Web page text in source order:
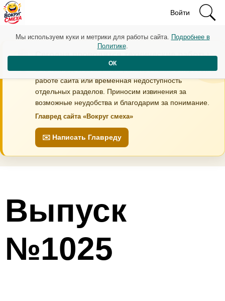
Войти
Сегодня проводятся технические работы
В течение дня возможны кратковременные перебои в
работе сайта или временная недоступность
отдельных разделов. Приносим извинения за
возможные неудобства и благодарим за понимание.
Главред сайта «Вокруг смеха»
✉️ Написать Главреду
Выпуск
№1025
Мы используем куки и метрики для работы сайта. Подробнее в
Политике.
ОК